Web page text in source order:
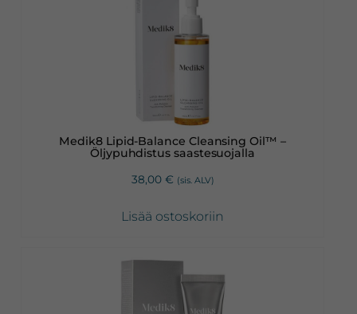
Medik8 Lipid-Balance Cleansing Oil™ –
Öljypuhdistus saastesuojalla
38,00 € (sis. ALV)
Lisää ostoskoriin